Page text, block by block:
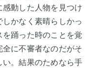
動した人物を見つけ
かなく素晴らしかっ
を踊った時のことを覚
に不審者なのだがそ
い。結果のためなら手